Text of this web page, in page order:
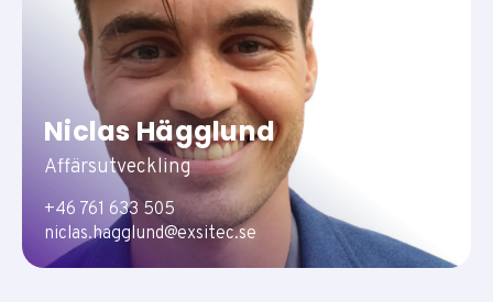
Niclas Hägglund
Affärsutveckling
+46 761 633 505
niclas.hagglund@exsitec.se